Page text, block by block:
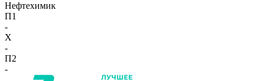
Нефтехимик
П1
-
X
-
П2
-